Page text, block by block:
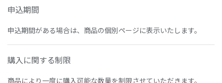
申込期間
申込期間がある場合は、商品の個別ページに表示いたします。
購入に関する制限
商品により一度に購入可能な数量を制限させていただきます。